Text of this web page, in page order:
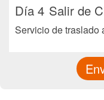
Día 4 Salir de
Servicio de traslado